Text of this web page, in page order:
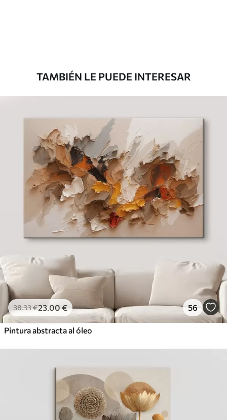
TAMBIÉN LE PUEDE INTERESAR
38.33€23.00€ 56
Pintura abstracta al óleo